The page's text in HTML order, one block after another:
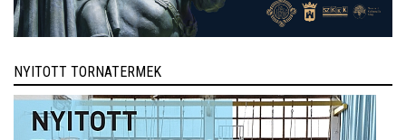
NYITOTT TORNATERMEK